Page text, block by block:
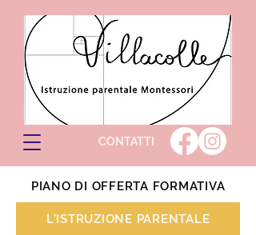
CONTATTI
PIANO DI OFFERTA FORMATIVA
L'ISTRUZIONE PARENTALE